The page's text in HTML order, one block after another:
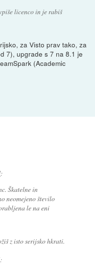
licenco in je rabiš
za Visto prav tako, za
7), upgrade s 7 na 8.1 je
(Academic
:
Škatelne in
neomejeno število
le na eni
z isto serijsko hkrati.
: